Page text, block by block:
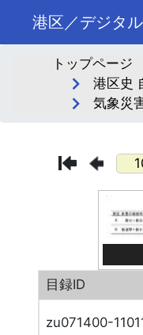
港区／デジタ
トップページ
港区史
気象災
目録ID
zu071400-